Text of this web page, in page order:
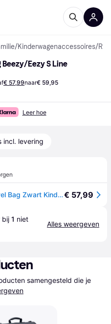
/Kinderwagenaccessoires/
Beezy/Eezy S Line
€ 57,99naar€ 59,95
Leer hoe
incl. levering
Cybex Eezy S Line/beezy Travel Bag Zwart Kinderen€ 57,99
bij 1 niet
Alles weergeven
samengesteld die je